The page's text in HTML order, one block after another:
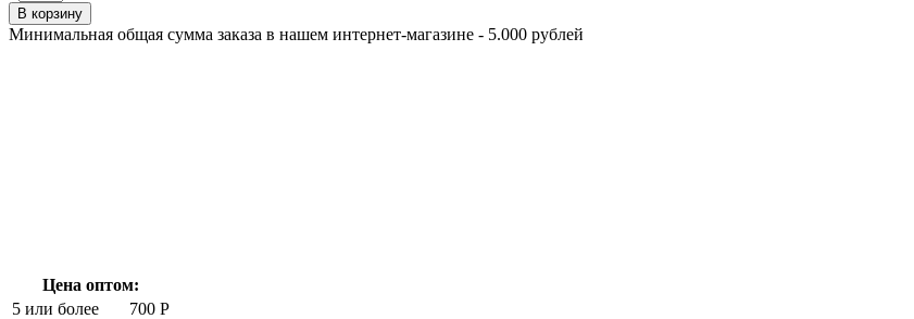
В корзину
Минимальная общая сумма заказа в нашем интернет-магазине - 5.000 рублей
Цена оптом:
5 или более
700 Р